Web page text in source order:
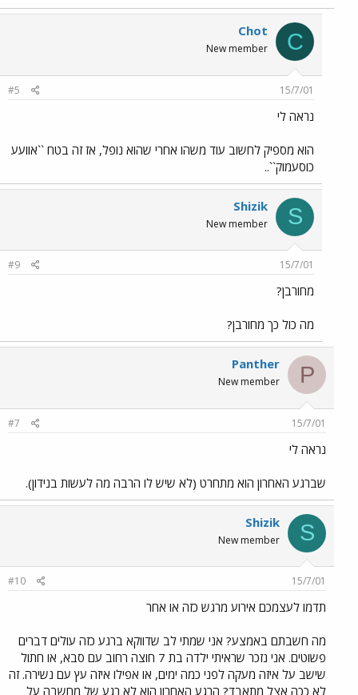
C
Chot
New member
15/7/01
#5
נראה לי
הוא מספיק לחשוב עוד משהו אחרי שהוא נופל, אז זה בטח ``אוועע
כוסעמוק``..
S
Shizik
New member
15/7/01
#9
מחורבן?
מה כול כך מחורבן?
P
Panther
New member
15/7/01
#7
נראה לי
שברגע האחרון הוא מתחרט (לא שיש לו הרבה מה לעשות בנידון).
S
Shizik
New member
15/7/01
#10
תדמו לעצמכם אירוע מרגש כזה או אחר
מה חשבתם באמצע? אני שמתי לב שדווקא ברגע כזה עולים דברים
פשוטים. אני נזכר שראיתי ילדה בת 7 חוצה רחוב עם סבא, או חתול
שישב על איזה מעקה לפני כמה ימים, או אפילו איזה עץ עם נשירה. זה
לא ככה אצל מתאבד? הרגע האחרון הוא לא רגע של מחשבה על